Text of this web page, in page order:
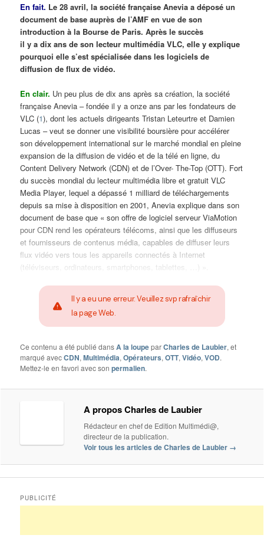
En fait. Le 28 avril, la société française Anevia a déposé un
document de base auprès de l’AMF en vue de son
introduction à la Bourse de Paris. Après le succès
il y a dix ans de son lecteur multimédia VLC, elle y explique
pourquoi elle s’est spécialisée dans les logiciels de
diffusion de flux de vidéo.
En clair. Un peu plus de dix ans après sa création, la société
française Anevia – fondée il y a onze ans par les fondateurs de
VLC (1), dont les actuels dirigeants Tristan Leteurtre et Damien
Lucas – veut se donner une visibilité boursière pour accélérer
son développement international sur le marché mondial en pleine
expansion de la diffusion de vidéo et de la télé en ligne, du
Content Delivery Network (CDN) et de l’Over- The-Top (OTT). Fort
du succès mondial du lecteur multimédia libre et gratuit VLC
Media Player, lequel a dépassé 1 milliard de téléchargements
depuis sa mise à disposition en 2001, Anevia explique dans son
document de base que « son offre de logiciel serveur ViaMotion
pour CDN rend les opérateurs télécoms, ainsi que les diffuseurs
et fournisseurs de contenus média, capables de diffuser leurs
flux vidéo vers tous les appareils connectés à Internet
(téléviseurs, ordinateurs, smartphones, tablettes, …) ».
Il y a eu une erreur. Veuillez svp rafraîchir
la page Web.
Ce contenu a été publié dansA la loupeparCharles de Laubier, et
marqué avecCDN,Multimédia,Opérateurs,OTT,Vidéo,VOD.
Mettez-le en favori avec sonpermalien.
A propos Charles de Laubier
Rédacteur en chef de Edition Multimédi@,
directeur de la publication.
Voir tous les articles de Charles de Laubier →
PUBLICITÉ